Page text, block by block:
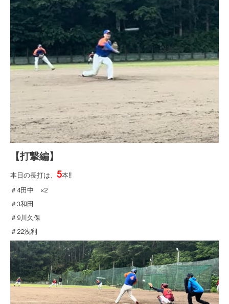
【打撃編】
本日の長打は、 5本‼
＃4田中 ×2
＃3和田
＃9川久保
＃22浅利